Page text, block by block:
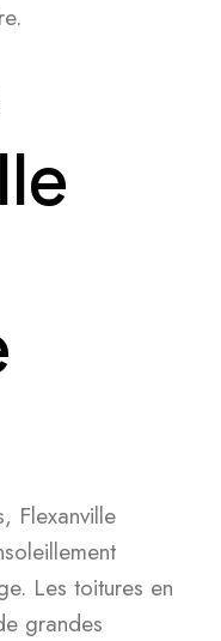
Flexanville
Les toitures en
grandes